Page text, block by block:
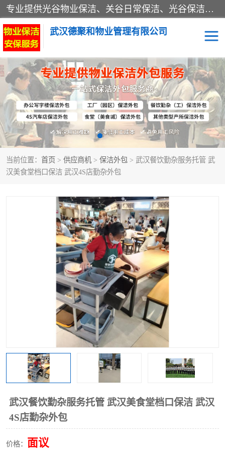
专业提供光谷物业保洁、关谷日常保洁、光谷保洁外包及武汉其他城区的单位日常保洁 武汉德聚和物业管理有限公司致力于打造中国专业物业保洁服务、日常保洁及其他保洁清洗外包服务。自公司成立以来提倡以先进的物业管理理念和模式经营，谋篇布局，以“至诚服务、精益求精、规范管理、锐意拓新”为质量方针，强化内部管理，为业主提供专业化、标准化和精细化的全方位物业服务，管理服务水平得到了广大业主和业内人士的一致好评。
武汉德聚和物业管理有限公司
当前位置： 首页 > 供应商机 > 保洁外包 > 武汉餐饮勤杂服务托管 武
汉美食堂档口保洁 武汉4S店勤杂外包
武汉餐饮勤杂服务托管 武汉美食堂档口保洁 武汉
4S店勤杂外包
价格： 面议
保洁外包